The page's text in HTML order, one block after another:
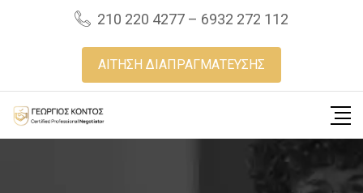
210 220 4277 – 6932 272 112
ΑΙΤΗΣΗ ΔΙΑΠΡΑΓΜΑΤΕΥΣΗΣ